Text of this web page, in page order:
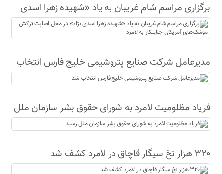
برگزاری مراسم شام غریبان به یاد «شهیده زهرا اسدی
نژاد» در محل اصابت ترکش موشک‌های آمریکای
جنایتکار به لامرد
مدیرعامل شرکت صنایع پتروشیمی خلیج فارس انتخاب
شد
فریاد مظلومیت لامرد به شورای حقوق بشر سازمان ملل
رسید
۳۲۰ هزار نخ سیگار قاچاق در لامرد کشف شد